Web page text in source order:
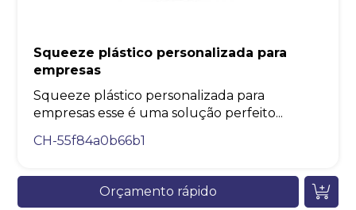
Squeeze plástico personalizada para
empresas
Squeeze plástico personalizada para
empresas esse é uma solução perfeito...
CH-55f84a0b66b1
Orçamento rápido